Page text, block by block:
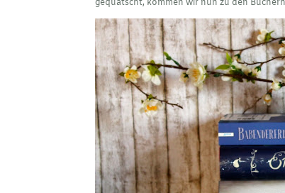
gequatscht, kommen wir nun zu den